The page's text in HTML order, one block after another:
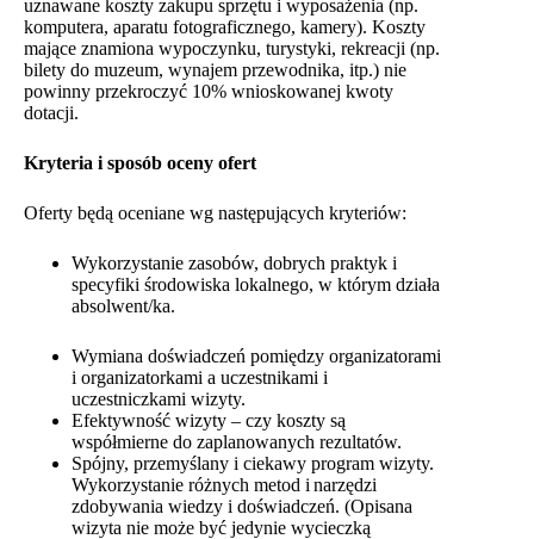
uznawane koszty zakupu sprzętu i wyposażenia (np.
komputera, aparatu fotograficznego, kamery). Koszty
mające znamiona wypoczynku, turystyki, rekreacji (np.
bilety do muzeum, wynajem przewodnika, itp.) nie
powinny przekroczyć 10% wnioskowanej kwoty
dotacji.
Kryteria i sposób oceny ofert
Oferty będą oceniane wg następujących kryteriów:
Wykorzystanie zasobów, dobrych praktyk i
specyfiki środowiska lokalnego, w którym działa
absolwent/ka.
Wymiana doświadczeń pomiędzy organizatorami
i organizatorkami a uczestnikami i
uczestniczkami wizyty.
Efektywność wizyty – czy koszty są
współmierne do zaplanowanych rezultatów.
Spójny, przemyślany i ciekawy program wizyty.
Wykorzystanie różnych metod i narzędzi
zdobywania wiedzy i doświadczeń. (Opisana
wizyta nie może być jedynie wycieczką